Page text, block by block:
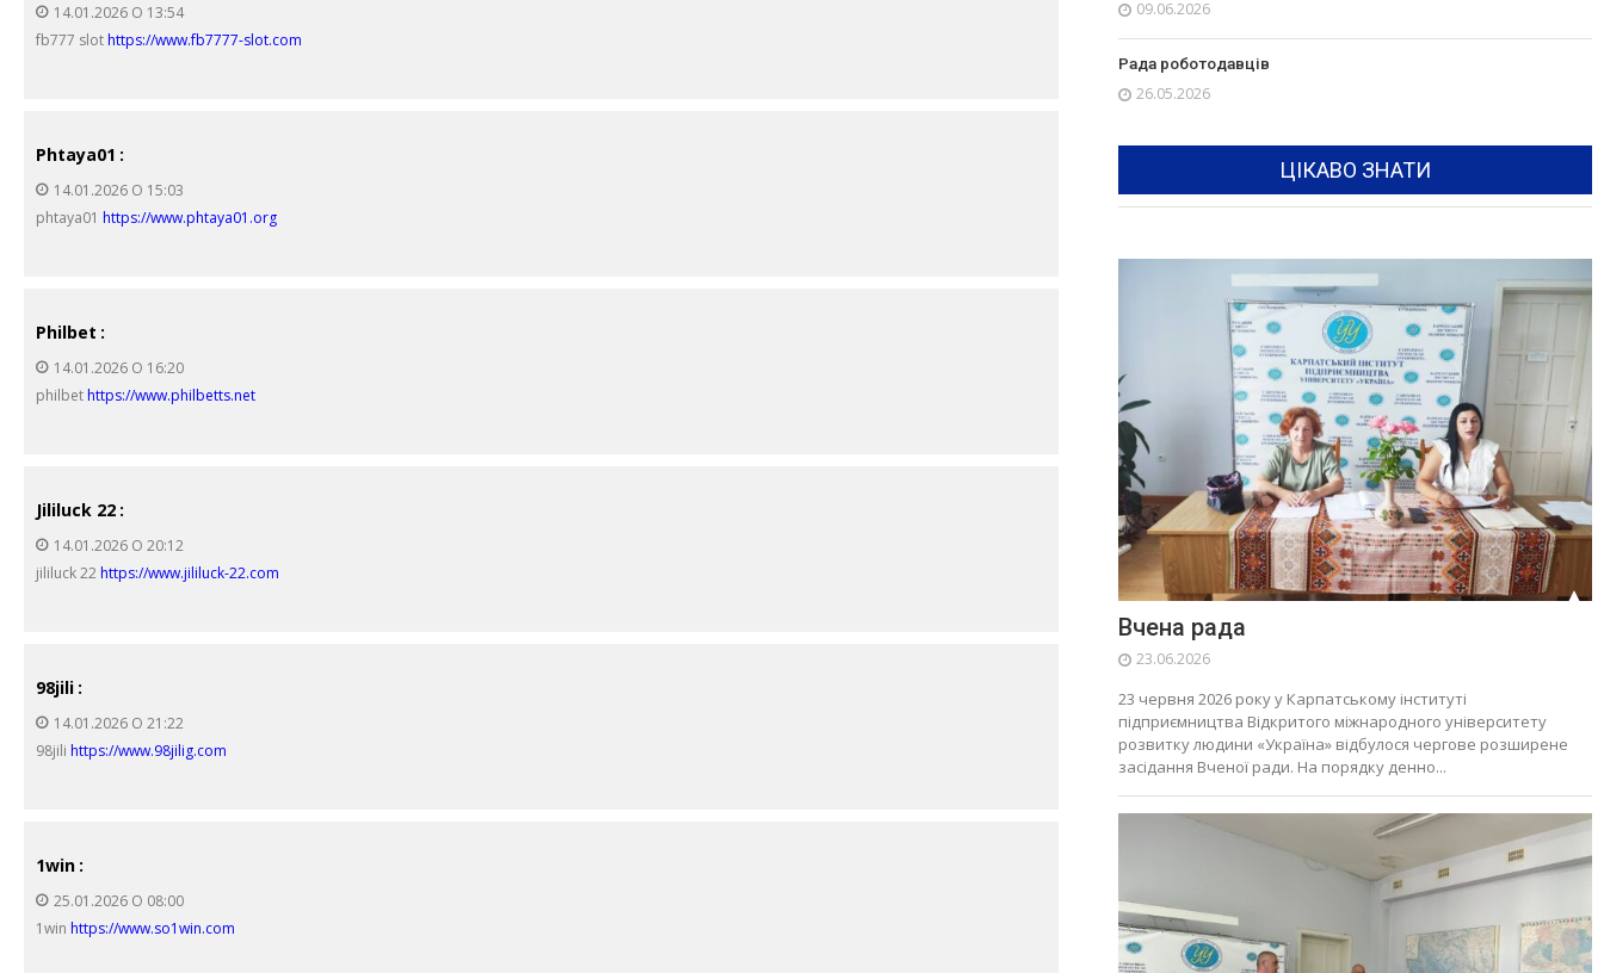
14.01.2026 О 13:54
fb777 slot https://www.fb7777-slot.com
Phtaya01 :
14.01.2026 О 15:03
phtaya01 https://www.phtaya01.org
Philbet :
14.01.2026 О 16:20
philbet https://www.philbetts.net
Jililuck 22 :
14.01.2026 О 20:12
jililuck 22 https://www.jililuck-22.com
98jili :
14.01.2026 О 21:22
98jili https://www.98jilig.com
1win :
25.01.2026 О 08:00
1win https://www.so1win.com
09.06.2026
Рада роботодавців
26.05.2026
ЦІКАВО ЗНАТИ
Вчена рада
23.06.2026
23 червня 2026 року у Карпатському інституті
підприємництва Відкритого міжнародного університету
розвитку людини «Україна» відбулося чергове розширене
засідання Вченої ради. На порядку денно...